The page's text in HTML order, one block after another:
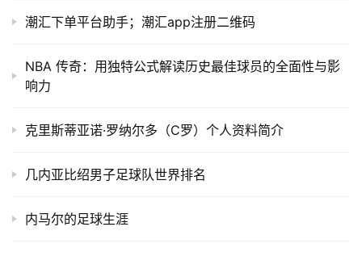
潮汇下单平台助手；潮汇app注册二维码
NBA 传奇：用独特公式解读历史最佳球员的全面性与影
响力
克里斯蒂亚诺·罗纳尔多（C罗）个人资料简介
几内亚比绍男子足球队世界排名
内马尔的足球生涯